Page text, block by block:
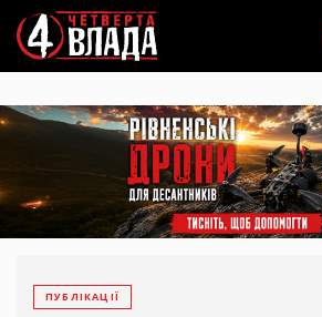
Перейти
до
основного
вмісту
ПУБЛІКАЦІЇ